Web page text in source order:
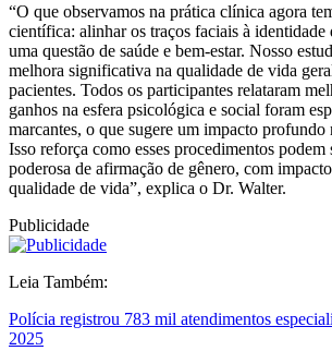
“O que observamos na prática clínica agora
científica: alinhar os traços faciais à identidade
uma questão de saúde e bem-estar. Nosso
melhora significativa na qualidade de vida
pacientes. Todos os participantes relataram
ganhos na esfera psicológica e social foram
marcantes, o que sugere um impacto profundo
Isso reforça como esses procedimentos podem
poderosa de afirmação de gênero, com
qualidade de vida”, explica o Dr. Walter.
Publicidade
Leia Também:
Polícia registrou 783 mil atendimentos
2025